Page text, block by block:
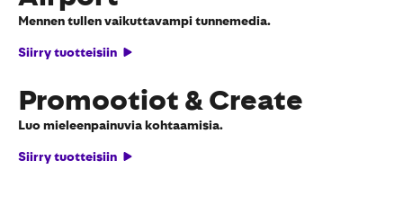
Mennen tullen vaikuttavampi tunnemedia.
Siirry tuotteisiin
Promootiot & Create
Luo mieleenpainuvia kohtaamisia.
Siirry tuotteisiin